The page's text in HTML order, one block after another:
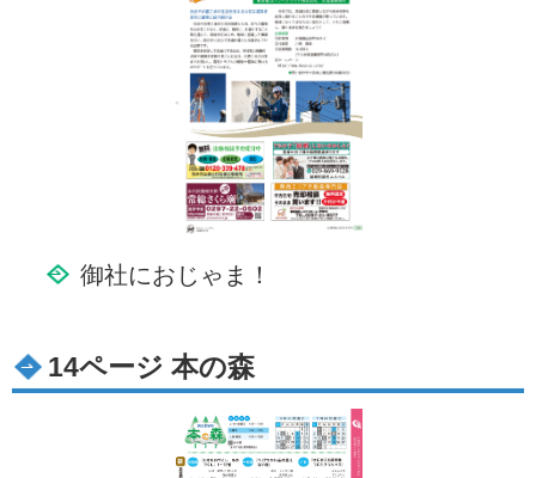
御社におじゃま！
14ページ 本の森